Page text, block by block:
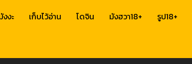
งะ เก็บไว้อ่าน โดจิน มังฮวา18+ รูป18+